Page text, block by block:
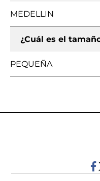
MEDELLIN
¿Cuál es el
PEQUEÑA